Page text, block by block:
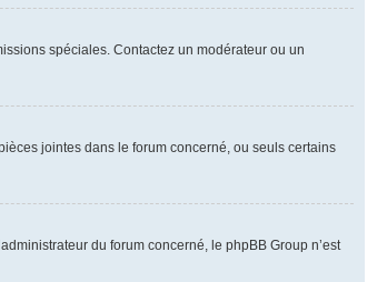
spéciales. Contactez un modérateur ou un
jointes dans le forum concerné, ou seuls certains
du forum concerné, le phpBB Group n’est